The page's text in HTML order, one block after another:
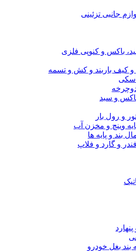
جانبی تزئینی
باکس و کنوپی فلزی
و کیف باربند و کش و تسمه
اسکی
دوچرخه
و سبد
و رول بار
وینچ و مخزن آب
بند و پایه ها
و گارد و فلاپ
بند بغل خودرو